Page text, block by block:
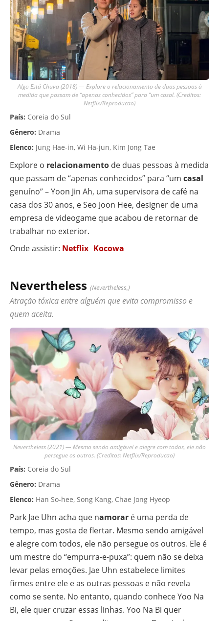
Algo Está Chuva (2018) — Explore o relacionamento de duas pessoas à
medida que passam de “apenas conhecidos” para “um casal. (Creditos:
Netflix/Reproducao)
País: Coreia do Sul
Gênero: Drama
Elenco: Jung Hae-in, Wi Ha-jun, Kim Jong Tae
Explore o relacionamento de duas pessoas à medida
que passam de “apenas conhecidos” para “um casal
genuíno” – Yoon Jin Ah, uma supervisora ​​de café na
casa dos 30 anos, e Seo Joon Hee, designer de uma
empresa de videogame que acabou de retornar de
trabalhar no exterior.
Onde assistir: Netflix Kocowa
Nevertheless (Nevertheless,)
Atração tóxica entre alguém que evita compromisso e
quem aceita.
Nevertheless (2021) — Mesmo sendo amigável e alegre com todos, ele não
persegue os outros. (Creditos: Netflix/Reproducao)
País: Coreia do Sul
Gênero: Drama
Elenco: Han So-hee, Song Kang, Chae Jong Hyeop
Park Jae Uhn acha que namorar é uma perda de
tempo, mas gosta de flertar. Mesmo sendo amigável
e alegre com todos, ele não persegue os outros. Ele é
um mestre do “empurra-e-puxa”: quem não se deixa
levar pelas emoções. Jae Uhn estabelece limites
firmes entre ele e as outras pessoas e não revela
como se sente. No entanto, quando conhece Yoo Na
Bi, ele quer cruzar essas linhas. Yoo Na Bi quer